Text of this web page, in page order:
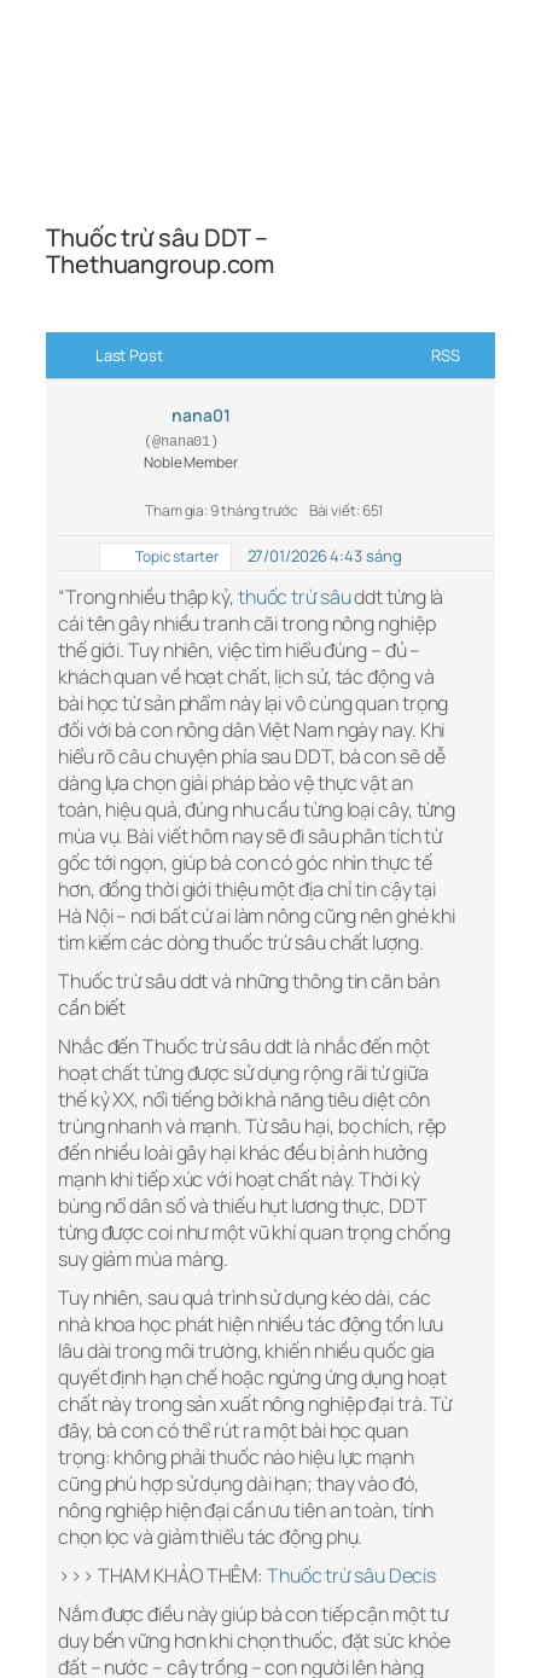
Thuốc trừ sâu DDT –
Thethuangroup.com
Last Post RSS
nana01
(@nana01)
Noble Member
Tham gia: 9 tháng trước Bài viết: 651
Topic starter 27/01/2026 4:43 sáng
“Trong nhiều thập kỷ, thuốc trừ sâuddt từng là
cái tên gây nhiều tranh cãi trong nông nghiệp
thế giới. Tuy nhiên, việc tìm hiểu đúng – đủ –
khách quan về hoạt chất, lịch sử, tác động và
bài học từ sản phẩm này lại vô cùng quan trọng
đối với bà con nông dân Việt Nam ngày nay. Khi
hiểu rõ câu chuyện phía sau DDT, bà con sẽ dễ
dàng lựa chọn giải pháp bảo vệ thực vật an
toàn, hiệu quả, đúng nhu cầu từng loại cây, từng
mùa vụ. Bài viết hôm nay sẽ đi sâu phân tích từ
gốc tới ngọn, giúp bà con có góc nhìn thực tế
hơn, đồng thời giới thiệu một địa chỉ tin cậy tại
Hà Nội – nơi bất cứ ai làm nông cũng nên ghé khi
tìm kiếm các dòng thuốc trừ sâu chất lượng.
Thuốc trừ sâu ddt và những thông tin căn bản
cần biết
Nhắc đến Thuốc trừ sâu ddt là nhắc đến một
hoạt chất từng được sử dụng rộng rãi từ giữa
thế kỷ XX, nổi tiếng bởi khả năng tiêu diệt côn
trùng nhanh và mạnh. Từ sâu hại, bọ chích, rệp
đến nhiều loài gây hại khác đều bị ảnh hưởng
mạnh khi tiếp xúc với hoạt chất này. Thời kỳ
bùng nổ dân số và thiếu hụt lương thực, DDT
từng được coi như một vũ khí quan trọng chống
suy giảm mùa màng.
Tuy nhiên, sau quá trình sử dụng kéo dài, các
nhà khoa học phát hiện nhiều tác động tồn lưu
lâu dài trong môi trường, khiến nhiều quốc gia
quyết định hạn chế hoặc ngừng ứng dụng hoạt
chất này trong sản xuất nông nghiệp đại trà. Từ
đây, bà con có thể rút ra một bài học quan
trọng: không phải thuốc nào hiệu lực mạnh
cũng phù hợp sử dụng dài hạn; thay vào đó,
nông nghiệp hiện đại cần ưu tiên an toàn, tính
chọn lọc và giảm thiểu tác động phụ.
>>> THAM KHẢO THÊM: Thuốc trừ sâu Decis
Nắm được điều này giúp bà con tiếp cận một tư
duy bền vững hơn khi chọn thuốc, đặt sức khỏe
đất – nước – cây trồng – con người lên hàng